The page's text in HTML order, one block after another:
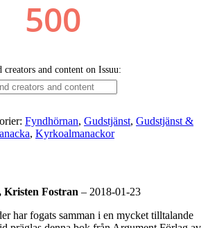
Fyndhörnan, Gudstjänst, Gudstjänst &
, Kyrkoalmanackor
Kristen Fostran – 2018-01-23
har fogats samman i en mycket tilltalande